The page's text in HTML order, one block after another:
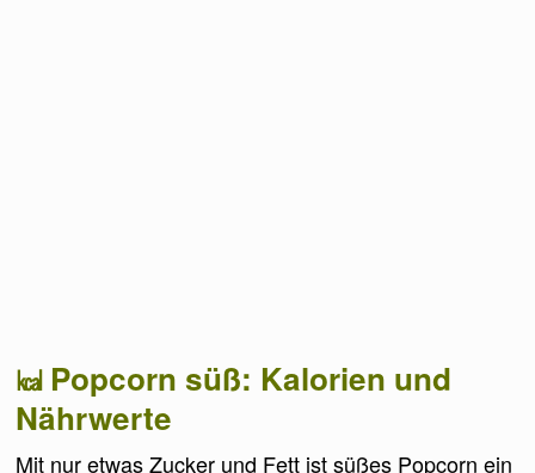
Popcorn süß: Kalorien und
Nährwerte
Mit nur etwas Zucker und Fett ist süßes Popcorn ein